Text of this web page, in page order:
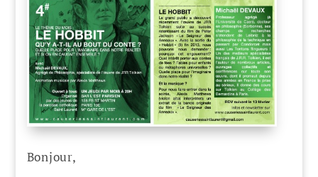
Bonjour,